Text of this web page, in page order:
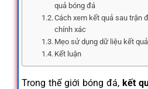
quả bóng đá
Cách xem kết quả sau trận
chính xác
Mẹo sử dụng dữ liệu kết
Kết luận
Trong thế giới bóng đá, kết